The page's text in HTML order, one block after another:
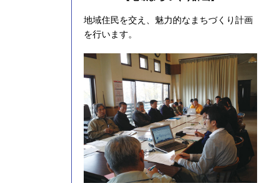
地域住民を交え、魅力的なまちづくり計画
を行います。